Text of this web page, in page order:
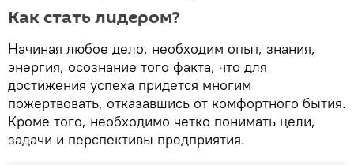
Как стать лидером?
Начиная любое дело, необходим опыт, знания,
энергия, осознание того факта, что для
достижения успеха придется многим
пожертвовать, отказавшись от комфортного бытия.
Кроме того, необходимо четко понимать цели,
задачи и перспективы предприятия.